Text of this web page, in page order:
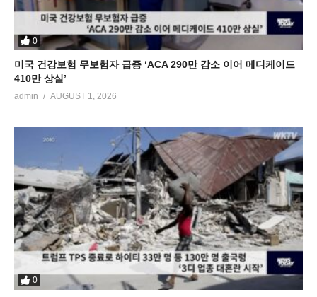
0
미국 건강보험 무보험자 급증 ‘ACA 290만 감소 이어 메디케이드
410만 상실’
admin AUGUST 1, 2026
0